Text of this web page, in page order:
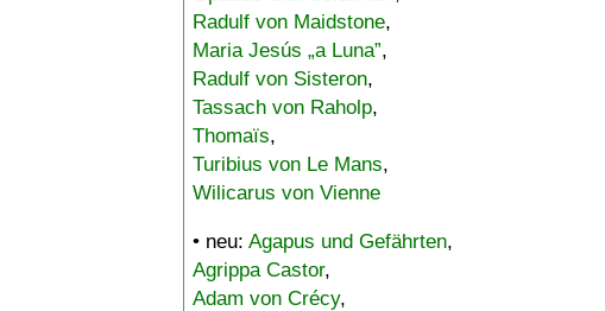
Radulf von Maidstone,
Maria Jesús „a Luna”,
Radulf von Sisteron,
Tassach von Raholp,
Thomaïs,
Turibius von Le Mans,
Wilicarus von Vienne
• neu: Agapus und Gefährten,
Agrippa Castor,
Adam von Crécy,